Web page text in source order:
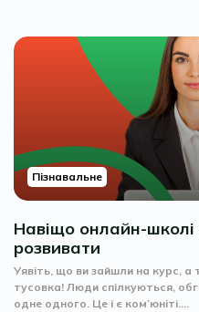
Пізнавальне
Навіщо онлайн-школі
розвивати
Уявіть, що ви зайшли на курс, а
тусовка! Люди спілкуються,
одне одного. Це і є ком’юніті....